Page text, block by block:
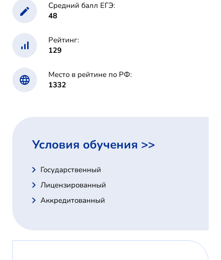
Средний балл ЕГЭ:
48
Рейтинг:
129
Место в рейтине по РФ:
1332
Условия обучения >>
Государственный
Лицензированный
Аккредитованный